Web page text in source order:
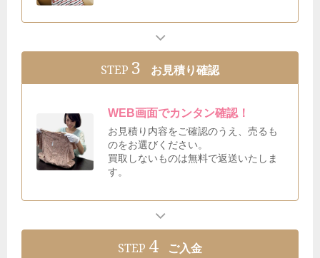
STEP 3 お見積り確認
WEB画面でカンタン確認！
お見積り内容をご確認のうえ、売るも
のをお選びください。
買取しないものは無料で返送いたしま
す。
STEP 4 ご入金